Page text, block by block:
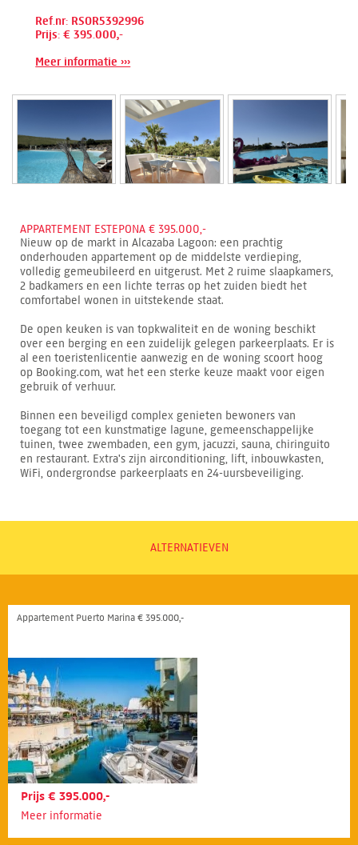
Ref.nr: RSOR5392996
Prijs: € 395.000,-
Meer informatie ›››
APPARTEMENT ESTEPONA € 395.000,-
Nieuw op de markt in Alcazaba Lagoon: een prachtig
onderhouden appartement op de middelste verdieping,
volledig gemeubileerd en uitgerust. Met 2 ruime slaapkamers,
2 badkamers en een lichte terras op het zuiden biedt het
comfortabel wonen in uitstekende staat.
De open keuken is van topkwaliteit en de woning beschikt
over een berging en een zuidelijk gelegen parkeerplaats. Er is
al een toeristenlicentie aanwezig en de woning scoort hoog
op Booking.com, wat het een sterke keuze maakt voor eigen
gebruik of verhuur.
Binnen een beveiligd complex genieten bewoners van
toegang tot een kunstmatige lagune, gemeenschappelijke
tuinen, twee zwembaden, een gym, jacuzzi, sauna, chiringuito
en restaurant. Extra's zijn airconditioning, lift, inbouwkasten,
WiFi, ondergrondse parkeerplaats en 24-uursbeveiliging.
ALTERNATIEVEN
Appartement Puerto Marina € 395.000,-
Prijs € 395.000,-
Meer informatie